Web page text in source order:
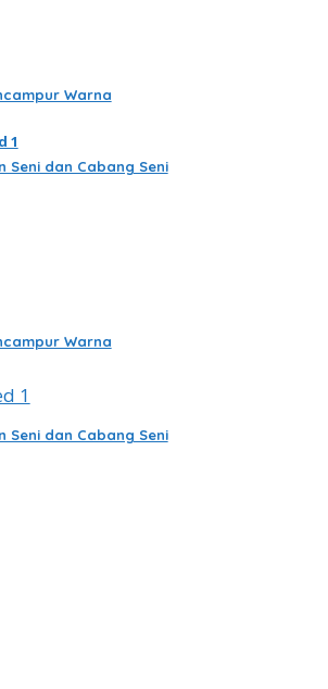
Warna
Seni dan Cabang Seni
Warna
Seni dan Cabang Seni